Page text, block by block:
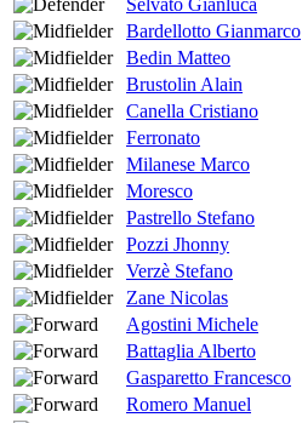
Bardellotto Gianmarco
Bedin Matteo
Brustolin Alain
Canella Cristiano
Ferronato
Milanese Marco
Moresco
Pastrello Stefano
Pozzi Jhonny
Verzè Stefano
Zane Nicolas
Agostini Michele
Battaglia Alberto
Gasparetto Francesco
Romero Manuel